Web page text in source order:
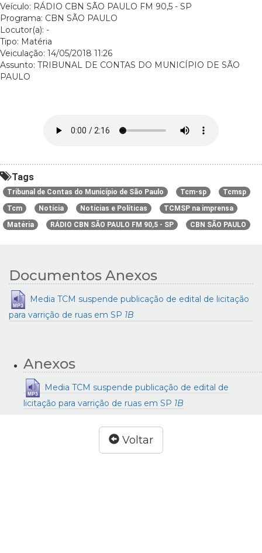
Veículo: RÁDIO CBN SÃO PAULO FM 90,5 - SP
Programa: CBN SÃO PAULO
Locutor(a): -
Tipo: Matéria
Veiculação: 14/05/2018 11:26
Assunto: TRIBUNAL DE CONTAS DO MUNICÍPIO DE SÃO
PAULO
Tags
Tribunal de Contas do Município de São Paulo Tcm-sp
Tcmsp
Tcm
Notícia Notícias e Políticas
TCMSP na imprensa
Matéria
RÁDIO CBN SÃO PAULO FM 90,5 - SP CBN SÃO PAULO
Documentos Anexos
Media TCM suspende publicação de edital de licitação
para varrição de ruas em SP 1B
Anexos
Media TCM suspende publicação de edital de
licitação para varrição de ruas em SP 1B
Voltar